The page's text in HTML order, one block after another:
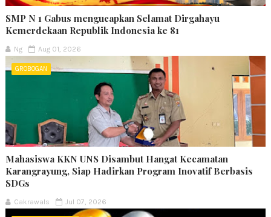
SMP N 1 Gabus mengucapkan Selamat Dirgahayu
Kemerdekaan Republik Indonesia ke 81
Ng Aug 01, 2026
GROBOGAN
Mahasiswa KKN UNS Disambut Hangat Kecamatan
Karangrayung, Siap Hadirkan Program Inovatif Berbasis
SDGs
Cakrawals Jul 07, 2026